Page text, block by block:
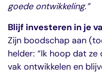
goede ontwikkeling.”
Blijf investeren in je
Zijn boodschap aan
helder: “Ik hoop dat
vak ontwikkelen en